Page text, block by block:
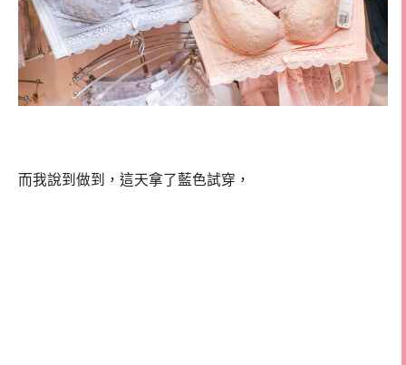
而我說到做到，這天拿了藍色試穿，